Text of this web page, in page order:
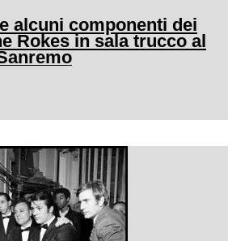
alcuni componenti dei
Rokes in sala trucco al